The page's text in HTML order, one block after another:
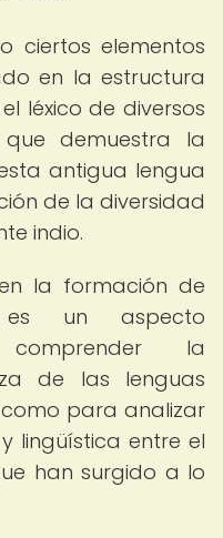
ciertos elementos
en la estructura
léxico de diversos
demuestra la
antigua lengua
de la diversidad
indio.
la formación de
es un aspecto
la
de las lenguas
para analizar
lingüística entre el
han surgido a lo